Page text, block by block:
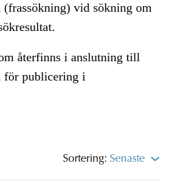
(frassökning) vid sökning om
återfinns i anslutning till
för publicering i
Sortering: Senaste